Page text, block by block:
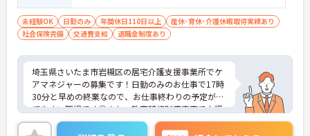
未経験OK 日勤のみ 年間休日110日以上
産休･育休･介護休暇取得実績あり
社会保険完備
交通費支給 退職金制度あり
埼玉県さいたま市岩槻区の居宅介護支援事業所でケ
アマネジャーの募集です！日勤のみのお仕事で17時
30分と早めの終業なので、お仕事終わりの予定が立
てやすい職場です◎また、教育研修制度充実で未経
験の方でも安心して業務に慣れることができます！